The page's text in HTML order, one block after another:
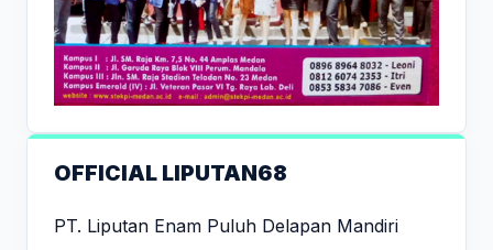
OFFICIAL LIPUTAN68
PT. Liputan Enam Puluh Delapan Mandiri